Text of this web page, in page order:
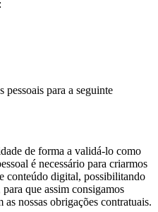
pessoais para a seguinte
de forma a validá-lo como
é necessário para criarmos
conteúdo digital, possibilitando
que assim consigamos
nossas obrigações contratuais.